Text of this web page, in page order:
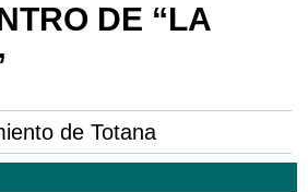
DE “LA
de Totana